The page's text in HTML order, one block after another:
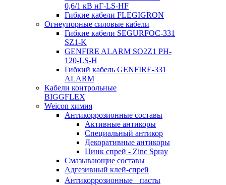
0,6/1 кВ нГ-LS-HF
Гибкие кабели FLEGIGRON
Огнеупорные силовые кабели
Гибкие кабели SEGURFOC-331
SZ1-K
GENFIRE ALARM SO2Z1 PH-
120-LS-H
Гибкий кабель GENFIRE-331
ALARM
Кабели контрольные
BIGGFLEX
Weicon химия
Антикоррозионные составы
Активные антикоры
Специальный антикор
Декоративные антикоры
Цинк спрей - Zinc Spray
Смазывающие составы
Адгезивный клей-спрей
Антикоррозионные пасты